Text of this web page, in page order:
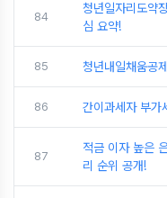
84
청년일자리도약
심 요약!
85 청년내일채움공
86 간이과세자 부가
87
적금 이자 높은
리 순위 공개!